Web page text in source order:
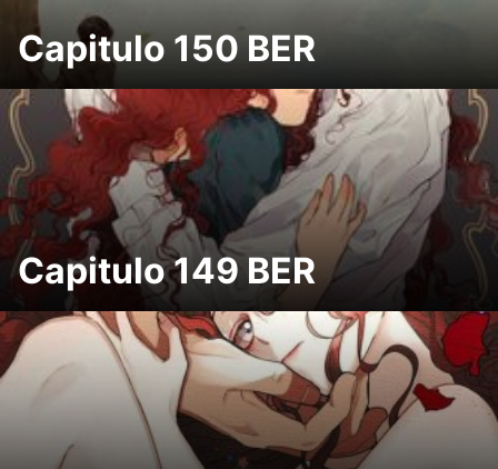
Capitulo 150 BER
Capitulo 149 BER